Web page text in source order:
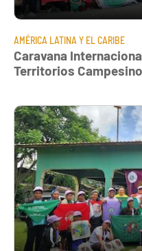
AMÉRICA LATINA Y EL CARIBE
Caravana
Territorios